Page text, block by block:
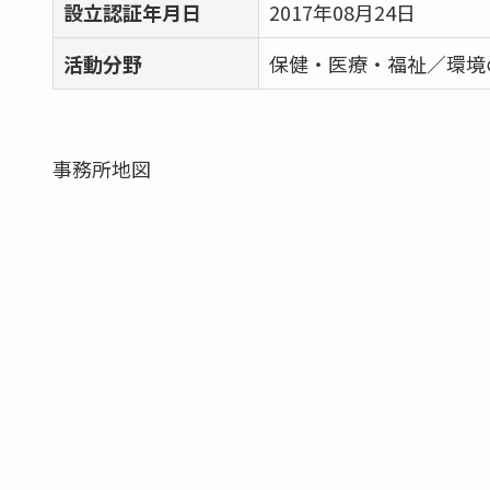
設立認証年月日
2017年08月24日
活動分野
保健・医療・福祉／環
事務所地図